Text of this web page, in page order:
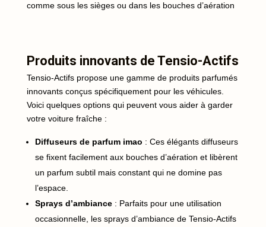
comme sous les sièges ou dans les bouches d’aération
Produits innovants de Tensio-Actifs
Tensio-Actifs propose une gamme de produits parfumés
innovants conçus spécifiquement pour les véhicules.
Voici quelques options qui peuvent vous aider à garder
votre voiture fraîche :
Diffuseurs de parfum imao : Ces élégants diffuseurs
se fixent facilement aux bouches d’aération et libèrent
un parfum subtil mais constant qui ne domine pas
l’espace.
Sprays d’ambiance: Parfaits pour une utilisation
occasionnelle, les sprays d’ambiance de Tensio-Actifs